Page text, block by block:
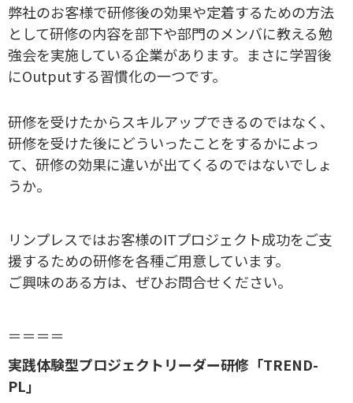
弊社のお客様で研修後の効果や定着するための方法
として研修の内容を部下や部門のメンバに教える勉
強会を実施している企業があります。まさに学習後
にOutputする習慣化の一つです。
研修を受けたからスキルアップできるのではなく、
研修を受けた後にどういったことをするかによっ
て、研修の効果に違いが出てくるのではないでしょ
うか。
リンプレスではお客様のITプロジェクト成功をご支
援するための研修を各種ご用意しています。
ご興味のある方は、ぜひお問合せください。
＝＝＝＝
実践体験型プロジェクトリーダー研修「TREND-
PL」